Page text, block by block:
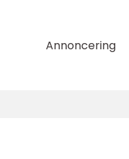
Annoncering